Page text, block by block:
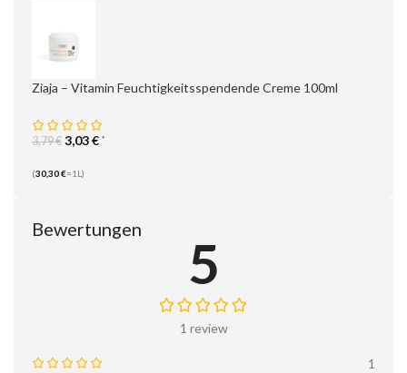
Ziaja – Vitamin Feuchtigkeitsspendende Creme 100ml
3,79€ 3,03€ *
(30,30€=1L)
Bewertungen
5
1 review
1